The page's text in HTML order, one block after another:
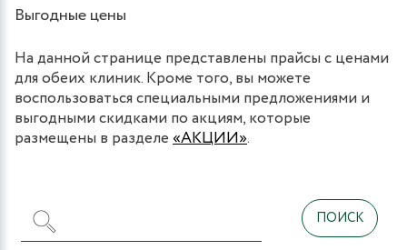
Выгодные цены
На данной странице представлены прайсы с ценами
для обеих клиник. Кроме того, вы можете
воспользоваться специальными предложениями и
выгодными скидками по акциям, которые
размещены в разделе «АКЦИИ».